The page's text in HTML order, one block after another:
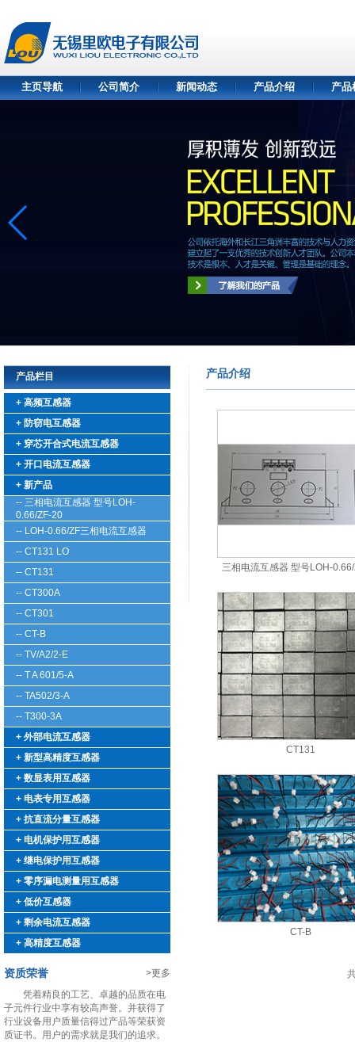
主页导航 公司简介 新闻动态 产品介绍 产品
产品栏目
+ 高频互感器
+ 防窃电互感器
+ 穿芯开合式电流互感器
+ 开口电流互感器
+ 新产品
-- 三相电流互感器 型号LOH-
0.66/ZF-20
-- LOH-0.66/ZF三相电流互感器
-- CT131 LO
-- CT131
-- CT300A
-- CT301
-- CT-B
-- TV/A2/2-E
-- T A 601/5-A
-- TA502/3-A
-- T300-3A
+ 外部电流互感器
+ 新型高精度互感器
+ 数显表用互感器
+ 电表专用互感器
+ 抗直流分量互感器
+ 电机保护用互感器
+ 继电保护用互感器
+ 零序漏电测量用互感器
+ 低价互感器
+ 剩余电流互感器
+ 高精度互感器
资质荣誉
>更多
凭着精良的工艺、卓越的品质在电
子元件行业中享有较高声誉。并获得了
行业设备用户质量信得过产品等荣获资
质证书。用户的需求就是我们的追求。
产品介绍
三相电流互感器 型号LOH-
CT131
CT-B